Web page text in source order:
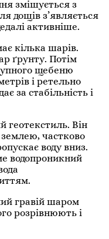
змішується з
дощів з’являється
активніше.
кілька шарів.
ґрунту. Потім
щебеню
і ретельно
за стабільність і
геотекстиль. Він
частково
воду вниз.
водопроникний
гравій шаром
розрівнюють і